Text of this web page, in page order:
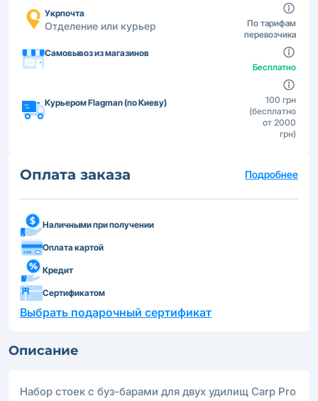
Укрпочта
Отделение или курьер
По тарифам
перевозчика
Самовывоз из магазинов
Бесплатно
Курьером Flagman (по Киеву)
100 грн
(бесплатно
от 2000
грн)
Оплата заказа Подробнее
Наличными при получении
Оплата картой
Кредит
Сертификатом
Выбрать подарочный сертификат
Описание
Набор стоек с буз-барами для двух удилищ Carp Pro